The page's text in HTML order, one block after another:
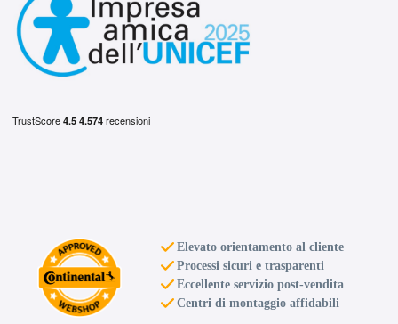
D
Elevato orientamento al cliente
Processi sicuri e trasparenti
Eccellente servizio post-vendita
Centri di montaggio affidabili